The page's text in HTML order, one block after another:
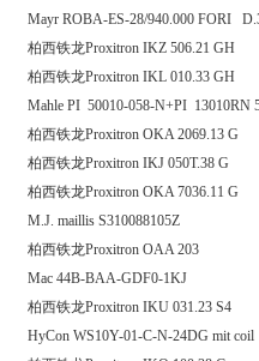
Mayr ROBA-ES-28/940.000 FORI
柏西铁龙Proxitron IKZ
柏西铁龙Proxitron IKL
Mahle PI 50010-058-N+PI 13010RN
柏西铁龙Proxitron OKA
柏西铁龙Proxitron IKJ
柏西铁龙Proxitron OKA
M.J. maillis S310088105Z
柏西铁龙Proxitron OAA 203
Mac 44B-BAA-GDF0-1KJ
柏西铁龙Proxitron IKU
HyCon WS10Y-01-C-N-24DG mit coil